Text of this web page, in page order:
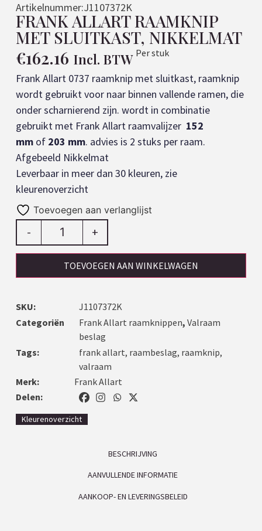
Artikelnummer:J1107372K
FRANK ALLART RAAMKNIP
MET SLUITKAST, NIKKELMAT
€162.16 Incl. BTW Per stuk
Frank Allart 0737 raamknip met sluitkast, raamknip
wordt gebruikt voor naar binnen vallende ramen, die
onder scharnierend zijn. wordt in combinatie
gebruikt met Frank Allart raamvalijzer 152
mmof 203 mm. advies is 2 stuks per raam.
Afgebeeld Nikkelmat
Leverbaar in meer dan 30 kleuren, zie
kleurenoverzicht
Toevoegen aan verlanglijst
- +
TOEVOEGEN AAN WINKELWAGEN
SKU:
J1107372K
Categoriën
Frank Allart raamknippen, Valraam
beslag
Tags:
frank allart, raambeslag, raamknip,
valraam
Merk:
Frank Allart
Delen:
Kleurenoverzicht
BESCHRIJVING
AANVULLENDE INFORMATIE
AANKOOP- EN LEVERINGSBELEID